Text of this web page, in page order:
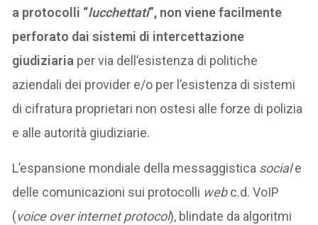
a protocolli “lucchettati”, non viene facilmente
perforato dai sistemi di intercettazione
giudiziaria per via dell’esistenza di politiche
aziendali dei provider e/o per l’esistenza di sistemi
di cifratura proprietari non ostesi alle forze di polizia
e alle autorità giudiziarie.
L’espansione mondiale della messaggistica sociale
delle comunicazioni sui protocolli webc.d. VoIP
(voice over internet protocol), blindate da algoritmi